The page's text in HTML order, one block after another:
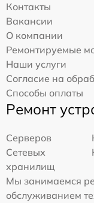
Контакты
Вакансии
О компании
Ремонтируемые
Наши услуги
Согласие на
Способы оплаты
Ремонт
Серверов
Сетевых
хранилищ
Мы занимаемся
обслуживанием